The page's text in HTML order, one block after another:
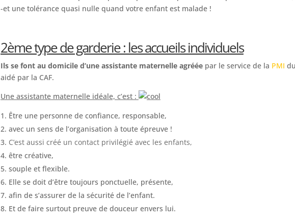
-et une tolérance quasi nulle quand votre enfant est malade !
2ème type de garderie : les accueils individuels
Ils se font au domicile d’une assistante maternelle agrééepar le service de la PMI
aidé par la CAF.
Une assistante maternelle idéale, c’est :
Être une personne de confiance, responsable,
avec un sens de l’organisation à toute épreuve !
C’est aussi créé un contact privilégié avec les enfants,
être créative,
souple et flexible.
Elle se doit d’être toujours ponctuelle, présente,
afin de s’assurer de la sécurité de l’enfant.
Et de faire surtout preuve de douceur envers lui.